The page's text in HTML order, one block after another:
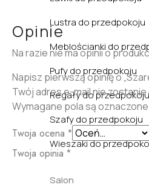
Lustra do przedpokoju
Meblościanki do
Pufy do przedpokoju
Regały do przedpokoju
Szafy do przedpokoju
Wieszaki do
Salon
Opinie
Na razie nie ma opinii o
Napisz pierwszą opinię o
Twój adres e-mail nie
Wymagane pola są oznaczone
Twoja ocena *
Twoja opinia *